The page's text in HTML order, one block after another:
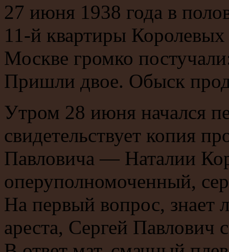
27 июня 1938 года в
11-й квартиры
Москве громко
Пришли двое. Обыск
Утром 28 июня начался
свидетельствует копия
Павловича — Наталии
оперуполномоченный,
На первый вопрос, знает
ареста, Сергей Павлович